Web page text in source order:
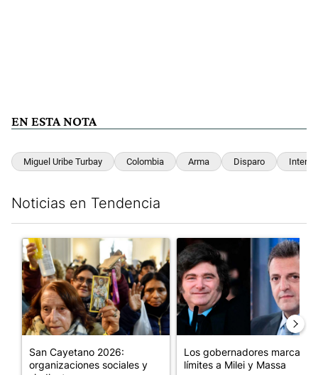
EN ESTA NOTA
Miguel Uribe Turbay Colombia Arma Disparo
Noticias en Tendencia
Un artículo de tendencia con el título "San Cayetano 2026:
San Cayetano 2026:
organizaciones sociales y
Un artículo de tendencia
Los gobernadores marcan
límites a Milei y Massa